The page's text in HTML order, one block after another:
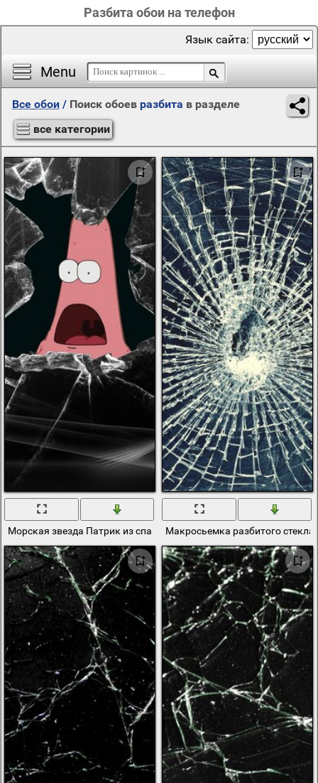
Разбита обои на телефон
Menu
Язык сайта:
Все обои / Поиск обоев разбита в разделе
все категории
Морская звезда Патрик из спанч боба выглядывает сквозь
Макросьемка разбитого стекла